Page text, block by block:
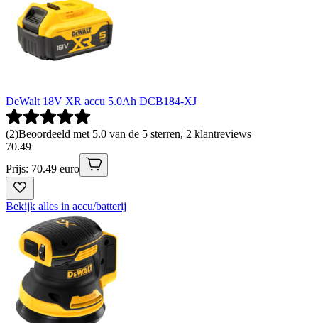
DeWalt 18V XR accu 5.0Ah DCB184-XJ
(2)Beoordeeld met 5.0 van de 5 sterren, 2 klantreviews
70.49
Prijs: 70.49 euro
Bekijk alles in accu/batterij